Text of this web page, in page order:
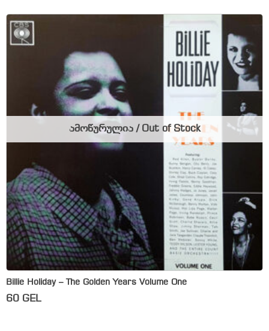
Billie Holiday – The Golden Years Volume One
60 GEL
ამოწურულია / Out of Stock